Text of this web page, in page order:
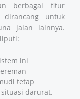
berbagai fitur
untuk
jalan lainnya.
ini
tetap
darurat.